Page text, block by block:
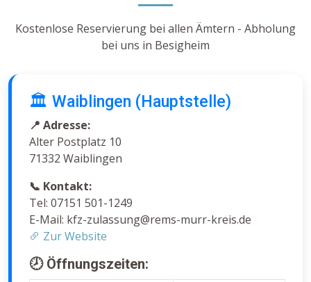
Kostenlose Reservierung bei allen Ämtern - Abholung
bei uns in Besigheim
🏛️ Waiblingen (Hauptstelle)
📍 Adresse:
Alter Postplatz 10
71332 Waiblingen
📞 Kontakt:
Tel: 07151 501-1249
E-Mail: kfz-zulassung@rems-murr-kreis.de
Zur Website
🕗 Öffnungszeiten: